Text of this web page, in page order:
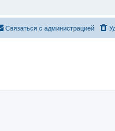
Связаться с администрацией